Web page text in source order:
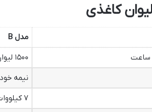
کاغذی
مدل B
۱۵۰۰ لیوان در ساعت
نیمه
۷ کیلووات